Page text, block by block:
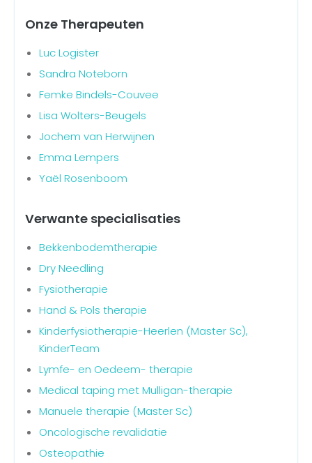
Onze Therapeuten
Luc Logister
Sandra Noteborn
Femke Bindels-Couvee
Lisa Wolters-Beugels
Jochem van Herwijnen
Emma Lempers
Yaël Rosenboom
Verwante specialisaties
Bekkenbodemtherapie
Dry Needling
Fysiotherapie
Hand & Pols therapie
Kinderfysiotherapie-Heerlen (Master Sc),
KinderTeam
Lymfe- en Oedeem- therapie
Medical taping met Mulligan-therapie
Manuele therapie (Master Sc)
Oncologische revalidatie
Osteopathie